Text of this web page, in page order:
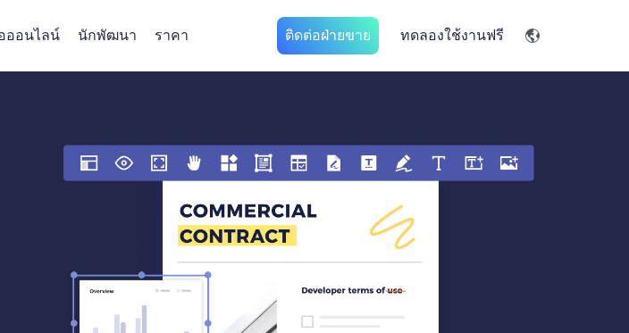
ออนไลน์ นักพัฒนา ราคา ติดต่อฝ่ายขาย ทดลองใช้งานฟรี